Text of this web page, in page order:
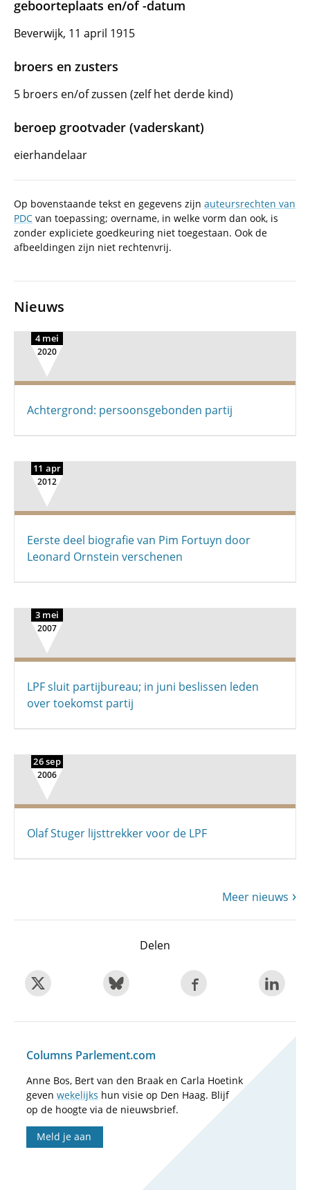
geboorteplaats en/of -datum
Beverwijk, 11 april 1915
broers en zusters
5 broers en/of zussen (zelf het derde kind)
beroep grootvader (vaderskant)
eierhandelaar
Op bovenstaande tekst en gegevens zijn auteursrechten van
PDC van toepassing; overname, in welke vorm dan ook, is
zonder expliciete goedkeuring niet toegestaan. Ook de
afbeeldingen zijn niet rechtenvrij.
Nieuws
4 mei
2020
Achtergrond: persoonsgebonden partij
11 apr
2012
Eerste deel biografie van Pim Fortuyn door
Leonard Ornstein verschenen
3 mei
2007
LPF sluit partijbureau; in juni beslissen leden
over toekomst partij
26 sep
2006
Olaf Stuger lijsttrekker voor de LPF
Meer nieuws
Delen
Columns Parlement.com
Anne Bos, Bert van den Braak en Carla Hoetink
geven wekelijks hun visie op Den Haag. Blijf
op de hoogte via de nieuwsbrief.
Meld je aan